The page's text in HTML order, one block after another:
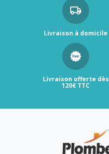
Livraison à domicile
Livraison offerte dès
120€ TTC